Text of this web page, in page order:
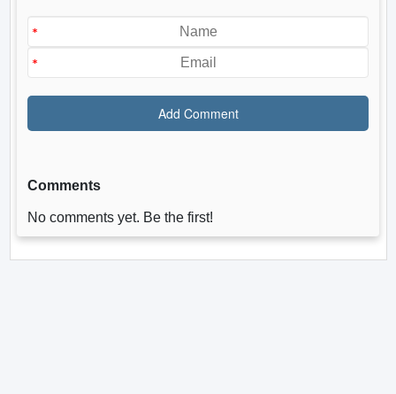
Comments
No comments yet. Be the first!